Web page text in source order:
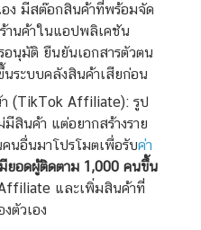
ง มีสต๊อกสินค้าที่พร้อมจัด
านค้าในแอปพลิเคชัน
นุมัติ ยืนยันเอกสารตัวตน
ระบบคลังสินค้าเสียก่อน
(TikTok Affiliate): รูป
สินค้า แต่อยากสร้างราย
คนอื่นมาโปรโมตเพื่อรับค่า
ยอดผู้ติดตาม 1,000 คนขึ้น
และเพิ่มสินค้าที่
ตัวเอง